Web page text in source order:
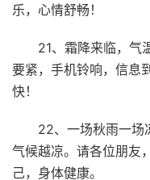
乐，心情舒畅！
21、霜降来临，气
要紧，手机铃响，信息
快！
22、一场秋雨一场
气候越凉。请各位朋友
己，身体健康。